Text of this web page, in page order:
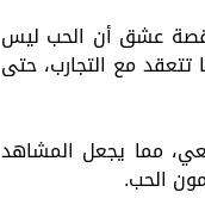
عشق أن الحب ليس
تتعقد مع التجارب، حتى
مما يجعل المشاهد
الحب.